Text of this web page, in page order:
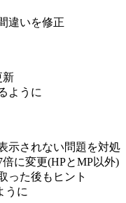
違いを修正
新
ように
示されない問題を対処
倍に変更(HPとMP以外)
った後もヒント
うに